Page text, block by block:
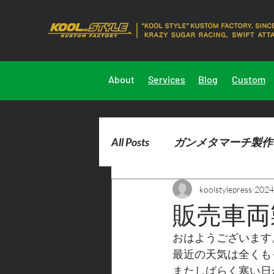
About Services Blog Custom
All Posts ガンメタマーチ製作
2023marchdemocar製作
販売車
koolstylepress
おはようございま
最近の天気は全く
またしばらく寒い